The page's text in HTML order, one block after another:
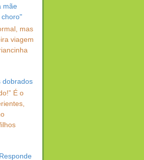
mãe
mas
viagem
dobrados
É o